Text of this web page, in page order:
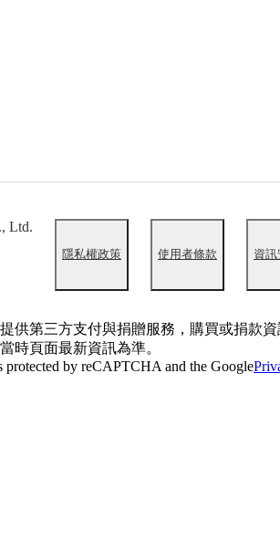
Ltd.
隱私權政策 使用者條款 資
供第三方支付與捐贈服務，購買或捐款
時頁面最新資訊為準。
protected by reCAPTCHA and the Google